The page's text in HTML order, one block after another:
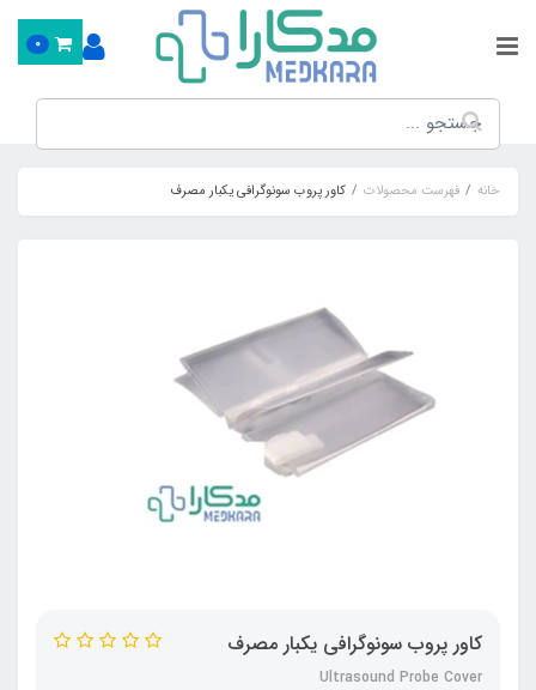
0
خانه فهرست محصولات کاور پروب سونوگرافی یکبار مصرف
کاور پروب سونوگرافی یکبار مصرف
Ultrasound Probe Cover